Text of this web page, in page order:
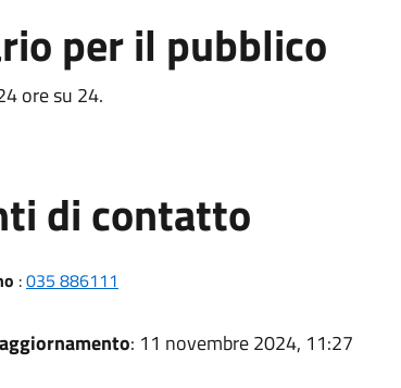
per il pubblico
ore su 24.
di contatto
:035 886111
: 11 novembre 2024, 11:27